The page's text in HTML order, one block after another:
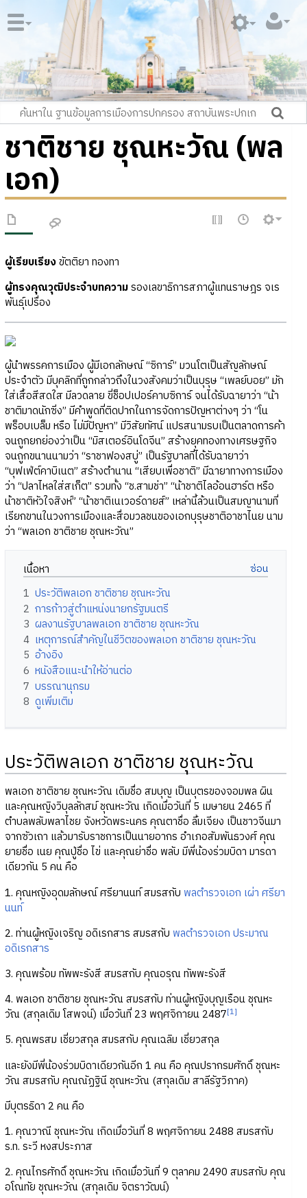
ชาติชาย ชุณหะวัณ (พล
เอก)
ผู้เรียบเรียงขัตติยา ทองทา
ผู้ทรงคุณวุฒิประจำบทความรองเลขาธิการสภาผู้แทนราษฎร จเร
พันธุ์เปรื่อง
ผู้นำพรรคการเมือง ผู้มีเอกลักษณ์ “ซิการ์” มวนโตเป็นสัญลักษณ์
ประจำตัว มีบุคลิกที่ถูกกล่าวถึงในวงสังคมว่าเป็นบุรุษ “เพลย์บอย” มัก
ใส่เสื้อสีสดใส มีลวดลาย ขี่ช็อปเปอร์คาบซิการ์ จนได้รับฉายาว่า “น้า
ชาติมาดนักซิ่ง” มีคำพูดที่ติดปากในการจัดการปัญหาต่างๆ ว่า “โน
พร็อบเบล็ม หรือ ไม่มีปัญหา” มีวิสัยทัศน์ แปรสนามรบเป็นตลาดการค้า
จนถูกยกย่องว่าเป็น “มิสเตอร์อินโดจีน” สร้างยุคทองทางเศรษฐกิจ
จนถูกขนานนามว่า “ราชาฟองสบู่” เป็นรัฐบาลที่ได้รับฉายาว่า
“บุฟเฟ่ต์คาบิเนต” สร้างตำนาน “เสียบเพื่อชาติ” มีฉายาทางการเมือง
ว่า “ปลาไหลใส่สเก็ต” รวมทั้ง “ช.สามช่า” “น้าชาติไลอ้อนฮาร์ต หรือ
น้าชาติหัวใจสิงห์” “น้าชาติเนเวอร์ดายส์” เหล่านี้ล้วนเป็นสมญานามที่
เรียกขานในวงการเมืองและสื่อมวลชนของเอกบุรุษชาติอาชาไนย นาม
ว่า “พลเอก ชาติชาย ชุณหะวัณ”
เนื้อหา
1 ประวัติพลเอก ชาติชาย ชุณหะวัณ
2 การก้าวสู่ตำแหน่งนายกรัฐมนตรี
3 ผลงานรัฐบาลพลเอก ชาติชาย ชุณหะวัณ
4 เหตุการณ์สำคัญในชีวิตของพลเอก ชาติชาย ชุณหะวัณ
5 อ้างอิง
6 หนังสือแนะนำให้อ่านต่อ
7 บรรณานุกรม
8 ดูเพิ่มเติม
ประวัติพลเอก ชาติชาย ชุณหะวัณ
พลเอก ชาติชาย ชุณหะวัณ เดิมชื่อ สมบุญ เป็นบุตรของจอมพล ผิน
และคุณหญิงวิบุลลักสม์ ชุณหะวัณ เกิดเมื่อวันที่ 5 เมษายน 2465 ที่
ตำบลพลับพลาไชย จังหวัดพระนคร คุณตาชื่อ ลิ้มเจียง เป็นชาวจีนมา
จากซัวเถา แล้วมารับราชการเป็นนายอากร อำเภอสัมพันธวงศ์ คุณ
ยายชื่อ เนย คุณปู่ชื่อ ไข่ และคุณย่าชื่อ พลับ มีพี่น้องร่วมบิดา มารดา
เดียวกัน 5 คน คือ
1. คุณหญิงอุดมลักษณ์ ศรียานนท์ สมรสกับ พลตำรวจเอก เผ่า ศรียา
นนท์
2. ท่านผู้หญิงเจริญ อดิเรกสาร สมรสกับ พลตำรวจเอก ประมาณ
อดิเรกสาร
3. คุณพร้อม ทัพพะรังสี สมรสกับ คุณอรุณ ทัพพะรังสี
4. พลเอก ชาติชาย ชุณหะวัณ สมรสกับ ท่านผู้หญิงบุญเรือน ชุณหะ
วัณ (สกุลเดิม โสพจน์) เมื่อวันที่ 23 พฤศจิกายน 2487[1]
5. คุณพรสม เชี่ยวสกุล สมรสกับ คุณเฉลิม เชี่ยวสกุล
และยังมีพี่น้องร่วมบิดาเดียวกันอีก 1 คน คือ คุณปรากรมศักดิ์ ชุณหะ
วัณ สมรสกับ คุณณัฏฐินี ชุณหะวัณ (สกุลเดิม สาลีรัฐวิภาค)
มีบุตรธิดา 2 คน คือ
1. คุณวาณี ชุณหะวัณ เกิดเมื่อวันที่ 8 พฤศจิกายน 2488 สมรสกับ
ร.ท. ระวี หงสประภาส
2. คุณไกรศักดิ์ ชุณหะวัณ เกิดเมื่อวันที่ 9 ตุลาคม 2490 สมรสกับ คุณ
อโณทัย ชุณหะวัณ (สกุลเดิม จิตราวัฒน์)